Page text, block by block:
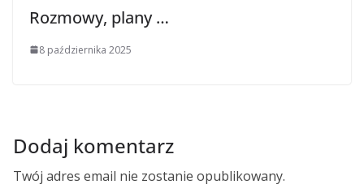
Rozmowy, plany …
8 października 2025
Dodaj komentarz
Twój adres email nie zostanie opublikowany.